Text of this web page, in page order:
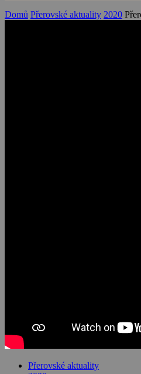
Domů Přerovské aktuality 2020
Přerovské aktuality